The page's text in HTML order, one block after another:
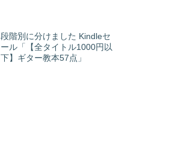
段階別に分けました Kindleセ
ール「【全タイトル1000円以
下】ギター教本57点」